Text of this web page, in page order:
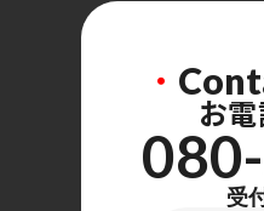
・
お
受